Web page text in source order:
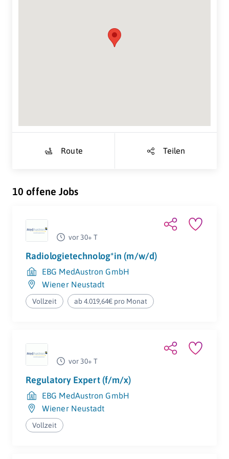
Route Teilen
10 offene Jobs
vor 30+ T
Radiologietechnolog*in (m/w/d)
EBG MedAustron GmbH
Wiener Neustadt
Vollzeit ab 4.019,64€ pro Monat
vor 30+ T
Regulatory Expert (f/m/x)
EBG MedAustron GmbH
Wiener Neustadt
Vollzeit